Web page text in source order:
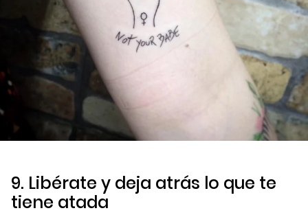
9. Libérate y deja atrás lo que te
tiene atada